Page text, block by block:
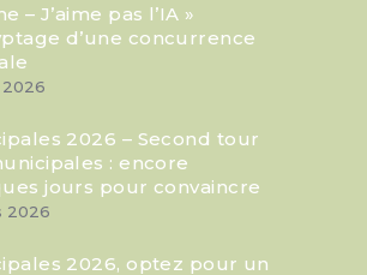
– J’aime pas l’IA »
d’une concurrence
2026
2026 – Second tour
: encore
jours pour convaincre
2026
2026, optez pour un